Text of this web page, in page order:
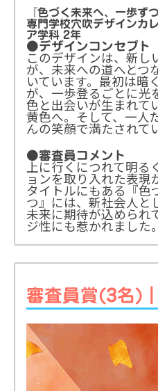
『色づく未来へ、一歩ず
専門学校穴吹デザインカ
ア学科 2年
●デザインコンセプト
このデザインは、新し
が、未来への道へとつ
いています。最初は暗
が、一歩登るごとに光
色と出会いが生まれて
黄色へ。そして、一人
んの笑顔で満たされて
●審査員コメント
上に行くにつれて明
ョンを取り入れた表現
タイトルにもある『色
つ』には、新社会人と
未来に期待が込められ
ジ性にも惹かれました。
審査員賞(3名)